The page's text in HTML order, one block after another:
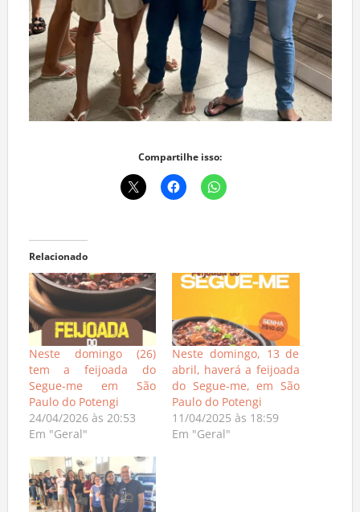
Compartilhe isso:
Relacionado
Neste domingo (26)
tem a feijoada do
Segue-me em São
Paulo do Potengi
24/04/2026 às 20:53
Em "Geral"
Neste domingo, 13 de
abril, haverá a feijoada
do Segue-me, em São
Paulo do Potengi
11/04/2025 às 18:59
Em "Geral"